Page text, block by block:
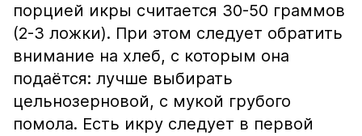
порцией икры считается 30-50 граммов
(2-3 ложки). При этом следует обратить
внимание на хлеб, с которым она
подаётся: лучше выбирать
цельнозерновой, с мукой грубого
помола. Есть икру следует в первой